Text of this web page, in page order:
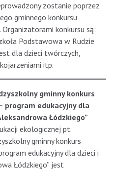
zostanie poprzez
gminnego konkursu
konkursu są:
Podstawowa w Rudzie
dla dzieci twórczych,
itp.
gminny konkurs
program edukacyjny dla
Łódzkiego”
ekologicznej pt.
gminny konkurs
edukacyjny dla dzieci i
Łódzkiego” jest